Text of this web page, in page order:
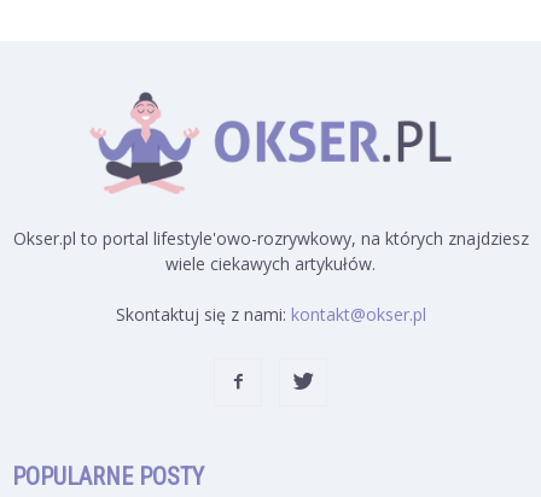
Okser.pl to portal lifestyle'owo-rozrywkowy, na których znajdziesz
wiele ciekawych artykułów.
Skontaktuj się z nami: kontakt@okser.pl
POPULARNE POSTY